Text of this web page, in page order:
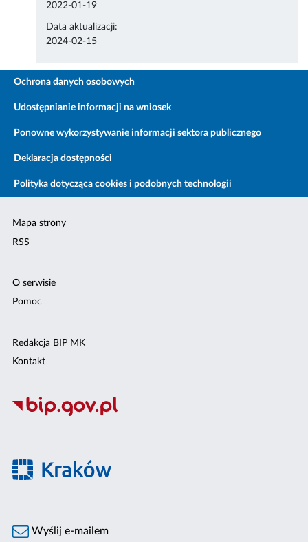
2022-01-19
Data aktualizacji:
2024-02-15
Ochrona danych osobowych
Udostępnianie informacji na wniosek
Ponowne wykorzystywanie informacji sektora publicznego
Deklaracja dostępności
Polityka dotycząca cookies i podobnych technologii
Mapa strony
RSS
O serwisie
Pomoc
Redakcja BIP MK
Kontakt
Wyślij e-mailem